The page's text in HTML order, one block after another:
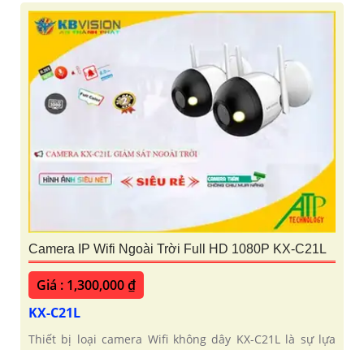
Camera IP Wifi Ngoài Trời Full HD 1080P KX-C21L
Giá : 1,300,000 ₫
KX-C21L
Thiết bị loại camera Wifi không dây KX-C21L là sự lựa